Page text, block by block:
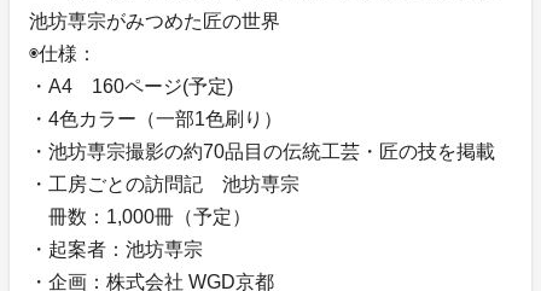
池坊専宗がみつめた匠の世界
◉仕様：
・A4 160ページ(予定)
・4色カラー（一部1色刷り）
・池坊専宗撮影の約70品目の伝統工芸・匠の技を掲載
・工房ごとの訪問記 池坊専宗
冊数：1,000冊（予定）
・起案者：池坊専宗
・企画：株式会社 WGD京都